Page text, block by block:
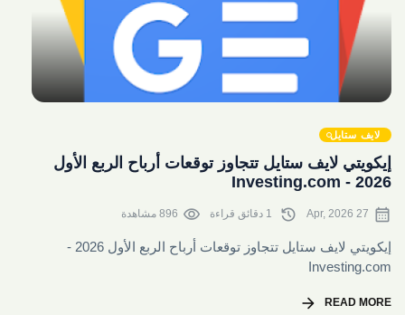
لايف ستايل
إيكويتي لايف ستايل تتجاوز توقعات أرباح الربع الأول
2026 - Investing.com
calendar_month
27 Apr, 2026
history
visibility 896 مشاهدة
إيكويتي لايف ستايل تتجاوز توقعات أرباح الربع الأول 2026 -
Investing.com
READ MORE
arrow_forward